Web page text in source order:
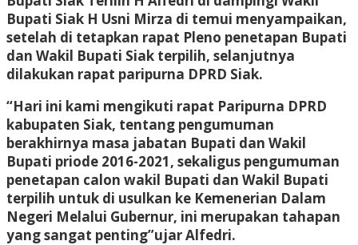
Bupati Siak H Usni Mirza di temui menyampaikan,
setelah di tetapkan rapat Pleno penetapan Bupati
dan Wakil Bupati Siak terpilih, selanjutnya
dilakukan rapat paripurna DPRD Siak.
“Hari ini kami mengikuti rapat Paripurna DPRD
kabupaten Siak, tentang pengumuman
berakhirnya masa jabatan Bupati dan Wakil
Bupati priode 2016-2021, sekaligus pengumuman
penetapan calon wakil Bupati dan Wakil Bupati
terpilih untuk di usulkan ke Kemenerian Dalam
Negeri Melalui Gubernur, ini merupakan tahapan
yang sangat penting”ujar Alfedri.